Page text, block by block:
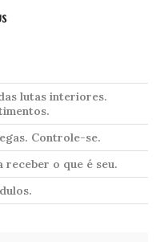
lutas interiores.
Controle-se.
receber o que é seu.